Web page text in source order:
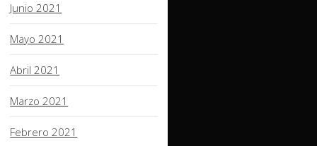
Junio 2021
Mayo 2021
Abril 2021
Marzo 2021
Febrero 2021